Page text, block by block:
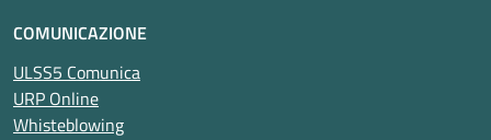
COMUNICAZIONE
ULSS5 Comunica
URP Online
Whisteblowing